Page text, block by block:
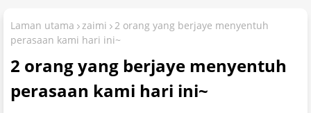
Laman utama zaimi
2 orang yang berjaye menyentuh
perasaan kami hari ini~
2 orang yang berjaye menyentuh
perasaan kami hari ini~